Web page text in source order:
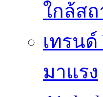
ใกล้ส
เทรนด์
มาแรง